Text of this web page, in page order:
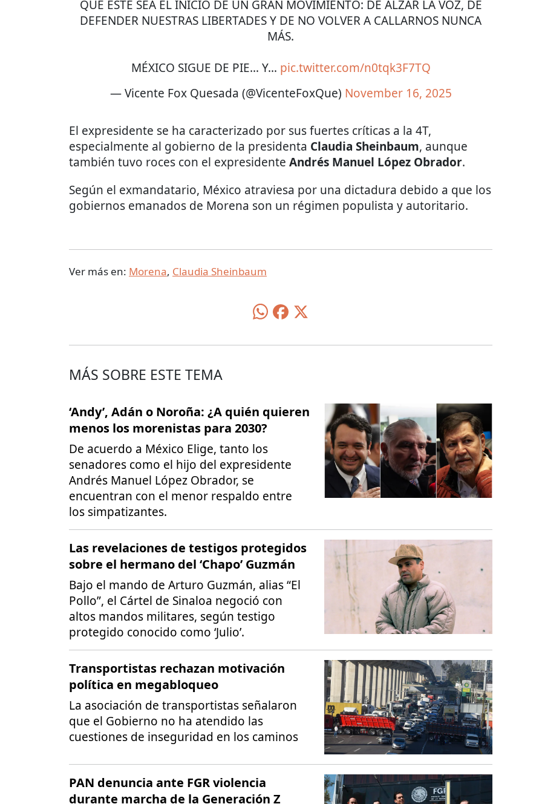
QUE ESTE SEA EL INICIO DE UN GRAN MOVIMIENTO: DE ALZAR LA VOZ, DE
DEFENDER NUESTRAS LIBERTADES Y DE NO VOLVER A CALLARNOS NUNCA
MÁS.
MÉXICO SIGUE DE PIE… Y… pic.twitter.com/n0tqk3F7TQ
— Vicente Fox Quesada (@VicenteFoxQue) November 16, 2025
El expresidente se ha caracterizado por sus fuertes críticas a la 4T,
especialmente al gobierno de la presidenta Claudia Sheinbaum, aunque
también tuvo roces con el expresidente Andrés Manuel López Obrador.
Según el exmandatario, México atraviesa por una dictadura debido a que los
gobiernos emanados de Morena son un régimen populista y autoritario.
Ver más en: Morena, Claudia Sheinbaum
MÁS SOBRE ESTE TEMA
‘Andy’, Adán o Noroña: ¿A quién quieren
menos los morenistas para 2030?
De acuerdo a México Elige, tanto los
senadores como el hijo del expresidente
Andrés Manuel López Obrador, se
encuentran con el menor respaldo entre
los simpatizantes.
Las revelaciones de testigos protegidos
sobre el hermano del ‘Chapo’ Guzmán
Bajo el mando de Arturo Guzmán, alias “El
Pollo”, el Cártel de Sinaloa negoció con
altos mandos militares, según testigo
protegido conocido como ‘Julio’.
Transportistas rechazan motivación
política en megabloqueo
La asociación de transportistas señalaron
que el Gobierno no ha atendido las
cuestiones de inseguridad en los caminos
PAN denuncia ante FGR violencia
durante marcha de la Generación Z